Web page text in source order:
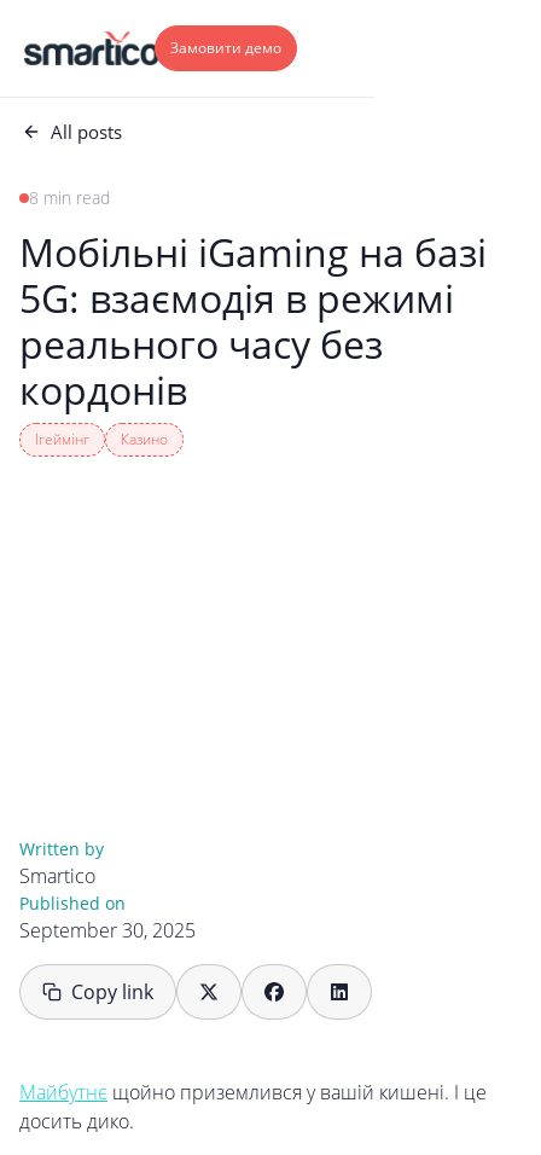
Замовити демо
All posts
8 min read
Мобільні iGaming на базі
5G: взаємодія в режимі
реального часу без
кордонів
Ігеймінг Казино
Written by
Smartico
Published on
September 30, 2025
Copy link
Майбутнє щойно приземлився у вашій кишені. І це
досить дико.